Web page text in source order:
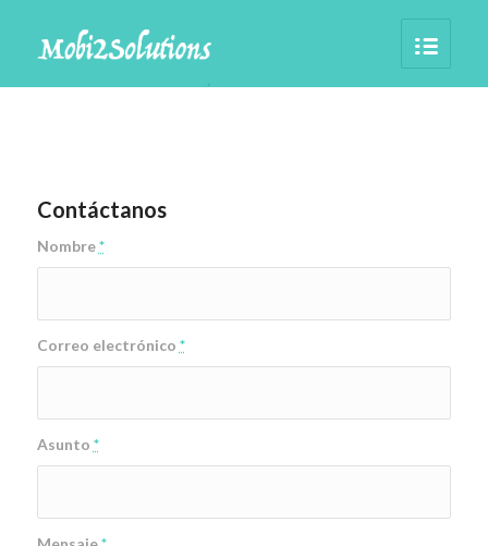
Contáctanos
Nombre*
Correo electrónico *
Asunto *